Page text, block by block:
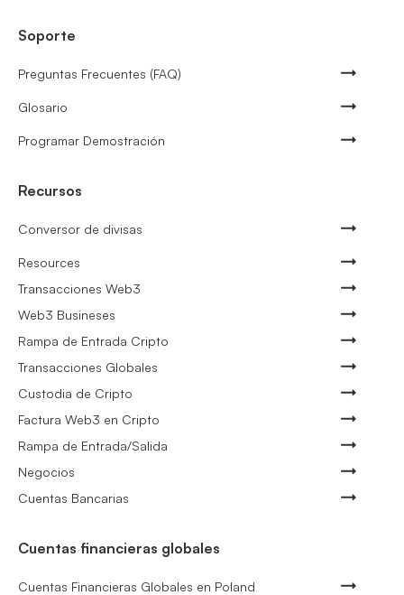
Soporte
Preguntas Frecuentes (FAQ)
Glosario
Programar Demostración
Recursos
Conversor de divisas
Resources
Transacciones Web3
Web3 Busineses
Rampa de Entrada Cripto
Transacciones Globales
Custodia de Cripto
Factura Web3 en Cripto
Rampa de Entrada/Salida
Negocios
Cuentas Bancarias
Cuentas financieras globales
Cuentas Financieras Globales en Poland